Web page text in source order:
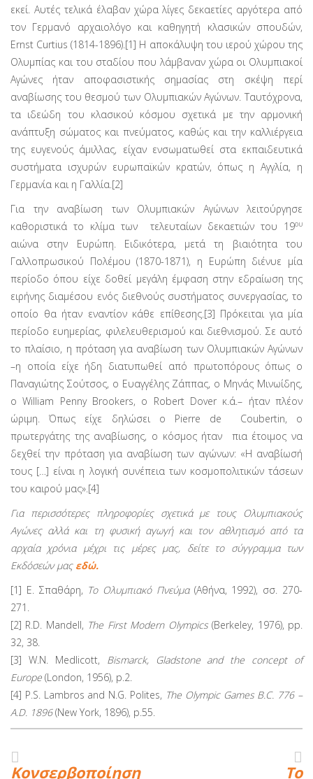
εκεί. Αυτές τελικά έλαβαν χώρα λίγες δεκαετίες αργότερα από
τον Γερμανό αρχαιολόγο και καθηγητή κλασικών σπουδών,
Ernst Curtius (1814-1896).[1] Η αποκάλυψη του ιερού χώρου της
Ολυμπίας και του σταδίου που λάμβαναν χώρα οι Ολυμπιακοί
Αγώνες ήταν αποφασιστικής σημασίας στη σκέψη περί
αναβίωσης του θεσμού των Ολυμπιακών Αγώνων. Ταυτόχρονα,
τα ιδεώδη του κλασικού κόσμου σχετικά με την αρμονική
ανάπτυξη σώματος και πνεύματος, καθώς και την καλλιέργεια
της ευγενούς άμιλλας, είχαν ενσωματωθεί στα εκπαιδευτικά
συστήματα ισχυρών ευρωπαϊκών κρατών, όπως η Αγγλία, η
Γερμανία και η Γαλλία.[2]
Για την αναβίωση των Ολυμπιακών Αγώνων λειτούργησε
καθοριστικά το κλίμα των τελευταίων δεκαετιών του 19ου
αιώνα στην Ευρώπη. Ειδικότερα, μετά τη βιαιότητα του
Γαλλοπρωσικού Πολέμου (1870-1871), η Ευρώπη διένυε μία
περίοδο όπου είχε δοθεί μεγάλη έμφαση στην εδραίωση της
ειρήνης διαμέσου ενός διεθνούς συστήματος συνεργασίας, το
οποίο θα ήταν εναντίον κάθε επίθεσης.[3] Πρόκειται για μία
περίοδο ευημερίας, φιλελευθερισμού και διεθνισμού. Σε αυτό
το πλαίσιο, η πρόταση για αναβίωση των Ολυμπιακών Αγώνων
–η οποία είχε ήδη διατυπωθεί από πρωτοπόρους όπως ο
Παναγιώτης Σούτσος, ο Ευαγγέλης Ζάππας, ο Μηνάς Μινωίδης,
ο William Penny Brookers, o Robert Dover κ.ά.– ήταν πλέον
ώριμη. Όπως είχε δηλώσει ο Pierre de Coubertin, ο
πρωτεργάτης της αναβίωσης, ο κόσμος ήταν πια έτοιμος να
δεχθεί την πρόταση για αναβίωση των αγώνων: «Η αναβίωσή
τους […] είναι η λογική συνέπεια των κοσμοπολιτικών τάσεων
του καιρού μας».[4]
Για περισσότερες πληροφορίες σχετικά με τους Ολυμπιακούς
Αγώνες αλλά και τη φυσική αγωγή και τον αθλητισμό από τα
αρχαία χρόνια μέχρι τις μέρες μας, δείτε το σύγγραμμα των
Εκδόσεών μας εδώ.
[1] Ε. Σπαθάρη, Το Ολυμπιακό Πνεύμα (Αθήνα, 1992), σσ. 270-
271.
[2] R.D. Mandell, The First Modern Olympics(Berkeley, 1976), pp.
32, 38.
[3] W.N. Medlicott, Bismarck, Gladstone and the concept of
Europe (London, 1956), p.2.
[4] P.S. Lambros and N.G. Polites, The Olympic Games B.C. 776 –
A.D. 1896(New York, 1896), p.55.
Κονσερβοποίηση Το